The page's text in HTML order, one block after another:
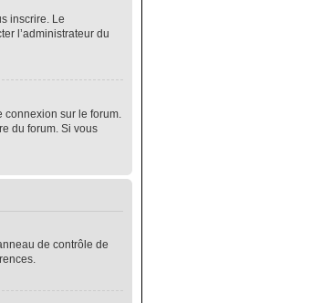
inscrire. Le
l’administrateur du
connexion sur le forum.
du forum. Si vous
de contrôle de